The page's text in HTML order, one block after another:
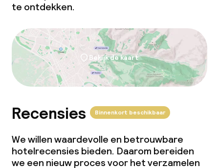
te ontdekken.
Bekijk de kaart
Recensies Binnenkort beschikbaar
We willen waardevolle en betrouwbare
hotelrecensies bieden. Daarom bereiden
we een nieuw proces voor het verzamelen